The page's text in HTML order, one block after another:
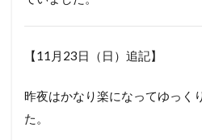
【11月23日（日）追記】
昨夜はかなり楽になってゆっく
た。